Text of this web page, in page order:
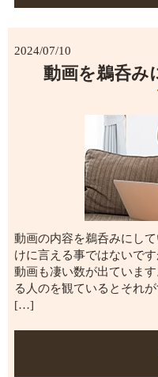
2024/07/10
動画を鵜呑み
動画の内容を鵜呑みにし
けに言える事ではないで
動画も凄い数が出ていま
る人のを観ているとそれ
[…]